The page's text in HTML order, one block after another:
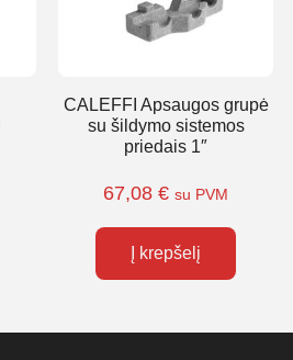
CALEFFI Apsaugos grupė
su šildymo sistemos
priedais 1″
67,08 € su PVM
Į krepšelį